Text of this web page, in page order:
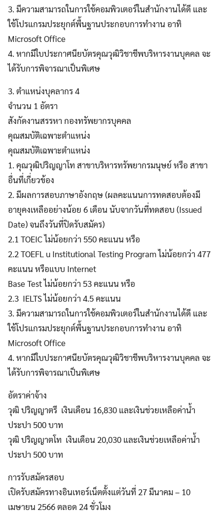
3. มีความสามารถในการใช้คอมพิวเตอร์ในสํานักงานได้ดี และ
ใช้โปรแกรมประยุกต์พื้นฐานประกอบการทํางาน อาทิ
Microsoft Office
4. หากมีใบประกาศนียบัตรคุณวุฒิวิชาชีพบริหารงานบุคคล จะ
ได้รับการพิจารณาเป็นพิเศษ
3. ตําแหน่งบุคลากร 4
จํานวน 1 อัตรา
สังกัดงานสรรหา กองทรัพยากรบุคคล
คุณสมบัติเฉพาะตำแหน่ง
คุณสมบัติเฉพาะตำแหน่ง
1. คุณวุฒิปริญญาโท สาขาบริหารทรัพยากรมนุษย์ หรือ สาขา
อื่นที่เกี่ยวข้อง
2. มีผลการสอบภาษาอังกฤษ (ผลคะแนนการทดสอบต้องมี
อายุคงเหลืออย่างน้อย 6 เดือน นับจากวันที่ทดสอบ (Issued
Date) จนถึงวันที่ปิดรับสมัคร)
2.1 TOEIC ไม่น้อยกว่า 550 คะแนน หรือ
2.2 TOEFL u Institutional Testing Program ไม่น้อยกว่า 477
คะแนน หรือแบบ Internet
Base Test ไม่น้อยกว่า 53 คะแนน หรือ
2.3 IELTS ไม่น้อยกว่า 4.5 คะแนน
3. มีความสามารถในการใช้คอมพิวเตอร์ในสํานักงานได้ดี และ
ใช้โปรแกรมประยุกต์พื้นฐานประกอบการทํางาน อาทิ
Microsoft Office
4. หากมีใบประกาศนียบัตรคุณวุฒิวิชาชีพบริหารงานบุคคล จะ
ได้รับการพิจารณาเป็นพิเศษ
อัตราค่าจ้าง
วุฒิ ปริญญาตรี เงินเดือน 16,830 และเงินช่วยเหลือค่าน้ำ
ประปา 500 บาท
วุฒิ ปริญญาตโท เงินเดือน 20,030 และเงินช่วยเหลือค่าน้ำ
ประปา 500 บาท
การรับสมัครสอบ
เปิดรับสมัครทางอินเทอร์เน็ตตั้งแต่วันที่ 27 มีนาคม – 10
เมษายน 2566 ตลอด 24 ชั่วโมง